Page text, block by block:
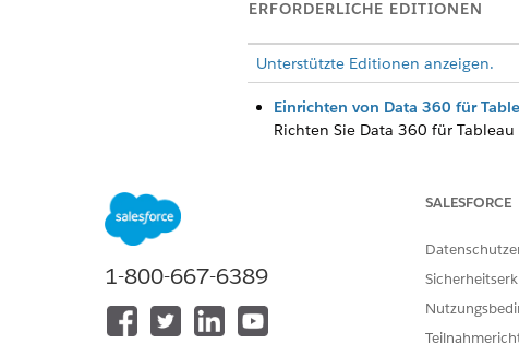
ERFORDERLICHE EDITIONEN
Unterstützte Editionen anzeigen.
Einrichten von Data 360 für
Richten Sie Data 360 für
Aktivieren der generativen AI
die generative AI von Einstein
generativen AI von Einstein
Einrichten von Tableau Agent in
Konfigurieren Sie Benutzer,
1-800-667-6389
SALESFORCE